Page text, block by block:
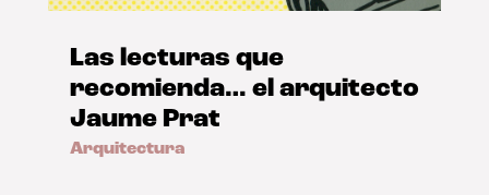
Las lecturas que
recomienda… el arquitecto
Jaume Prat
Arquitectura